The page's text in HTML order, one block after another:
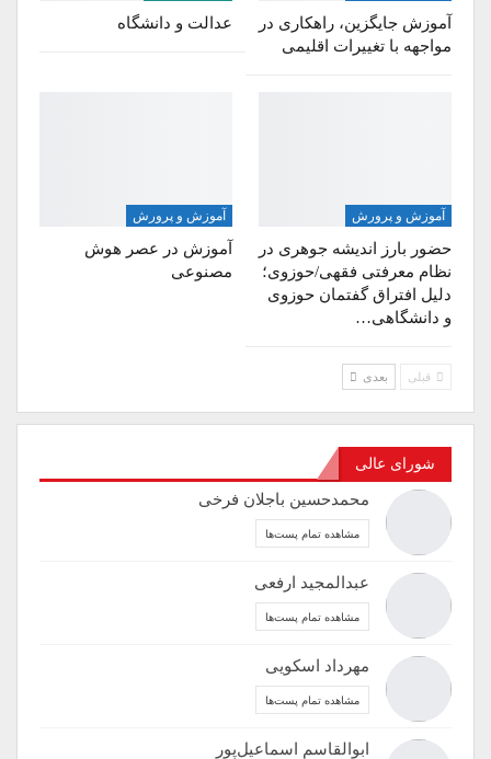
آموزش جایگزین، راهکاری در
مواجهه با تغییرات اقلیمی
عدالت و دانشگاه
آموزش و پرورش
حضور بارز اندیشه جوهری در
نظام معرفتی فقهی/حوزوی؛
دلیل افتراق گفتمان حوزوی
و دانشگاهی…
آموزش و پرورش
آموزش در عصر هوش
مصنوعی
قبلی بعدی
شورای عالی
محمدحسین باجلان فرخی
مشاهده تمام پست‌ها
عبدالمجید ارفعی
مشاهده تمام پست‌ها
مهرداد اسکویی
مشاهده تمام پست‌ها
ابوالقاسم اسماعیل‌پور